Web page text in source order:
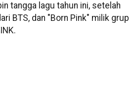
tangga lagu tahun ini, setelah
BTS, dan "Born Pink" milik grup